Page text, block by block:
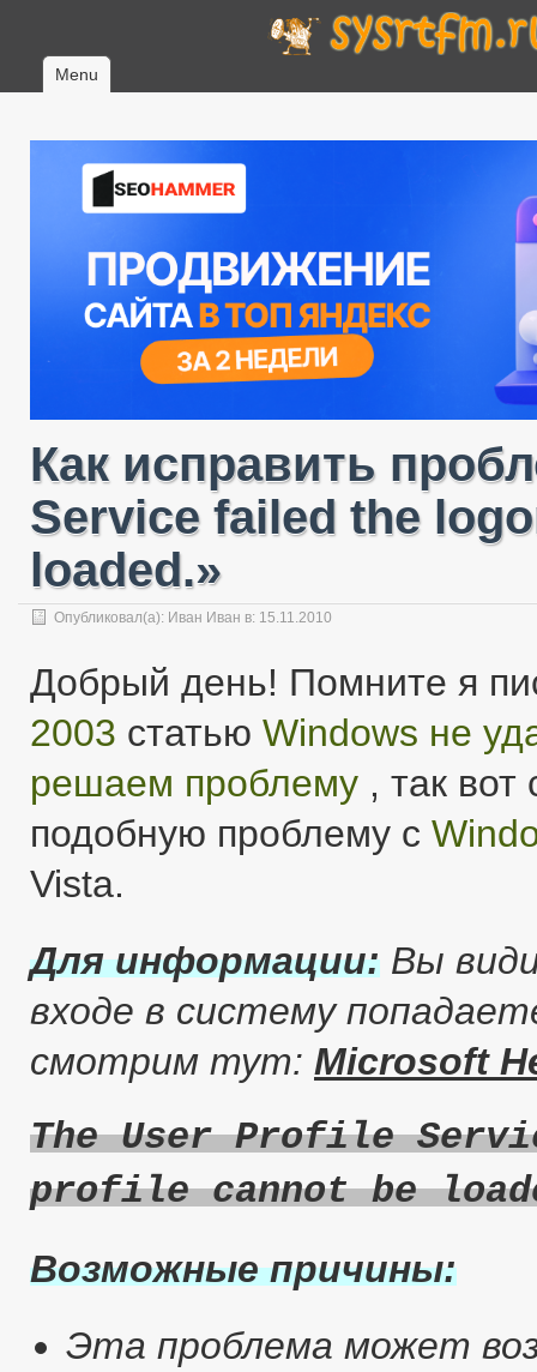
Menu
Как исправить
Service failed the
loaded.»
Опубликовал(а): Иван Иван в: 15.11.2010
Добрый день! Помните я
2003 статью Windows не
решаем проблему , так
подобную проблему с
Vista.
Для информации: Вы
входе в систему
смотрим тут: Microsoft
The User Profile
profile cannot be
Возможные причины:
Эта проблема может